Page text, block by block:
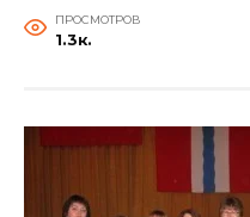
ПРОСМОТРОВ
1.3к.